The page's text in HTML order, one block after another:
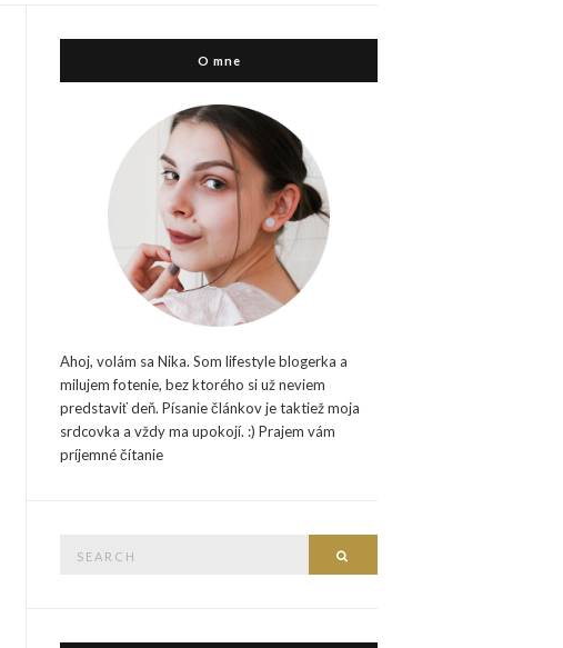
O mne
Ahoj, volám sa Nika. Som lifestyle blogerka a
milujem fotenie, bez ktorého si už neviem
predstaviť deň. Písanie článkov je taktiež moja
srdcovka a vždy ma upokojí. :) Prajem vám
príjemné čítanie